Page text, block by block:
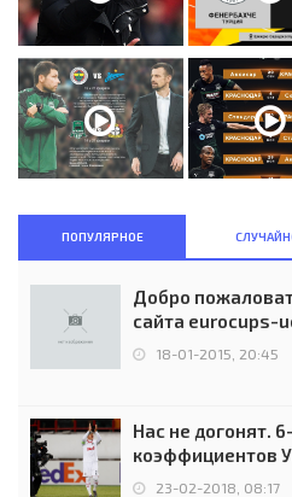
ПОПУЛЯРНОЕ
Добро
сайта eurocups-
18-01-2015, 20:45
Нас не догонят.
коэффициентов
Россией
23-02-2018, 08:17